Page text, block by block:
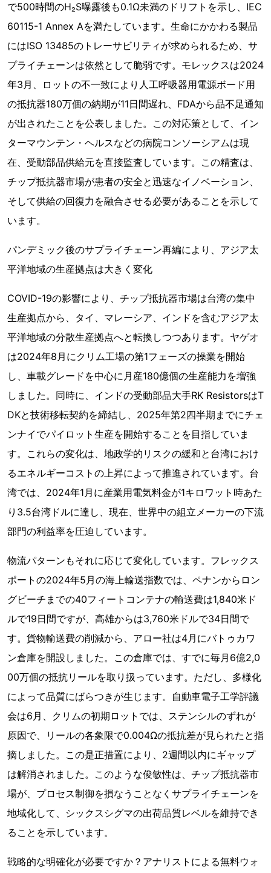
で500時間のH₂S曝露後も0.1Ω未満のドリフトを示し、IEC
60115-1 Annex Aを満たしています。生命にかかわる製品
にはISO 13485のトレーサビリティが求められるため、サ
プライチェーンは依然として脆弱です。モレックスは2024
年3月、ロットの不一致により人工呼吸器用電源ボード用
の抵抗器180万個の納期が11日間遅れ、FDAから品不足通知
が出されたことを公表しました。この対応策として、イン
ターマウンテン・ヘルスなどの病院コンソーシアムは現
在、受動部品供給元を直接監査しています。この精査は、
チップ抵抗器市場が患者の安全と迅速なイノベーション、
そして供給の回復力を融合させる必要があることを示して
います。
パンデミック後のサプライチェーン再編により、アジア太
平洋地域の生産拠点は大きく変化
COVID-19の影響により、チップ抵抗器市場は台湾の集中
生産拠点から、タイ、マレーシア、インドを含むアジア太
平洋地域の分散生産拠点へと転換しつつあります。ヤゲオ
は2024年8月にクリム工場の第1フェーズの操業を開始
し、車載グレードを中心に月産180億個の生産能力を増強
しました。同時に、インドの受動部品大手RK ResistorsはT
DKと技術移転契約を締結し、2025年第2四半期までにチェ
ンナイでパイロット生産を開始することを目指していま
す。これらの変化は、地政学的リスクの緩和と台湾におけ
るエネルギーコストの上昇によって推進されています。台
湾では、2024年1月に産業用電気料金が1キロワット時あた
り3.5台湾ドルに達し、現在、世界中の組立メーカーの下流
部門の利益率を圧迫しています。
物流パターンもそれに応じて変化しています。フレックス
ポートの2024年5月の海上輸送指数では、ペナンからロン
グビーチまでの40フィートコンテナの輸送費は1,840米ド
ルで19日間ですが、高雄からは3,760米ドルで34日間で
す。貨物輸送費の削減から、アロー社は4月にバトゥカワ
ン倉庫を開設しました。この倉庫では、すでに毎月6億2,0
00万個の抵抗リールを取り扱っています。ただし、多様化
によって品質にばらつきが生じます。自動車電子工学評議
会は6月、クリムの初期ロットでは、ステンシルのずれが
原因で、リールの各象限で0.004Ωの抵抗差が見られたと指
摘しました。この是正措置により、2週間以内にギャップ
は解消されました。このような俊敏性は、チップ抵抗器市
場が、プロセス制御を損なうことなくサプライチェーンを
地域化して、シックスシグマの出荷品質レベルを維持でき
ることを示しています。
戦略的な明確化が必要ですか？アナリストによる無料ウォ